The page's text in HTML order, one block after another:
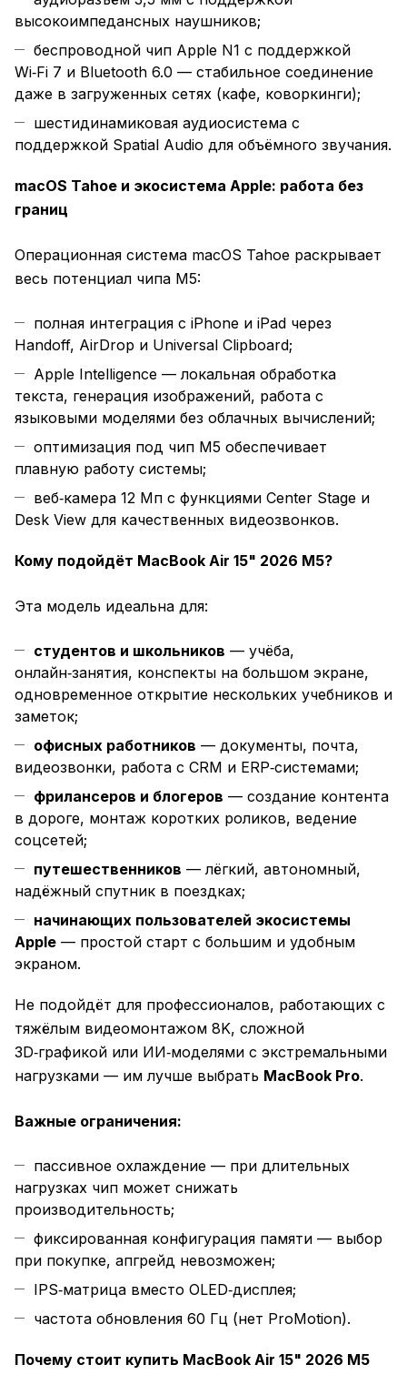
высокоимпедансных наушников;
беспроводной чип Apple N1 с поддержкой
Wi‑Fi 7 и Bluetooth 6.0 — стабильное соединение
даже в загруженных сетях (кафе, коворкинги);
шестидинамиковая аудиосистема с
поддержкой Spatial Audio для объёмного звучания.
macOS Tahoe и экосистема Apple: работа без
границ
Операционная система macOS Tahoe раскрывает
весь потенциал чипа M5:
полная интеграция с iPhone и iPad через
Handoff, AirDrop и Universal Clipboard;
Apple Intelligence — локальная обработка
текста, генерация изображений, работа с
языковыми моделями без облачных вычислений;
оптимизация под чип M5 обеспечивает
плавную работу системы;
веб‑камера 12 Мп с функциями Center Stage и
Desk View для качественных видеозвонков.
Кому подойдёт MacBook Air 15" 2026 M5?
Эта модель идеальна для:
студентов и школьников — учёба,
онлайн‑занятия, конспекты на большом экране,
одновременное открытие нескольких учебников и
заметок;
офисных работников — документы, почта,
видеозвонки, работа с CRM и ERP‑системами;
фрилансеров и блогеров — создание контента
в дороге, монтаж коротких роликов, ведение
соцсетей;
путешественников — лёгкий, автономный,
надёжный спутник в поездках;
начинающих пользователей экосистемы
Apple — простой старт с большим и удобным
экраном.
Не подойдёт для профессионалов, работающих с
тяжёлым видеомонтажом 8K, сложной
3D‑графикой или ИИ‑моделями с экстремальными
нагрузками — им лучше выбрать MacBook Pro.
Важные ограничения:
пассивное охлаждение — при длительных
нагрузках чип может снижать
производительность;
фиксированная конфигурация памяти — выбор
при покупке, апгрейд невозможен;
IPS‑матрица вместо OLED‑дисплея;
частота обновления 60 Гц (нет ProMotion).
Почему стоит купить MacBook Air 15" 2026 M5